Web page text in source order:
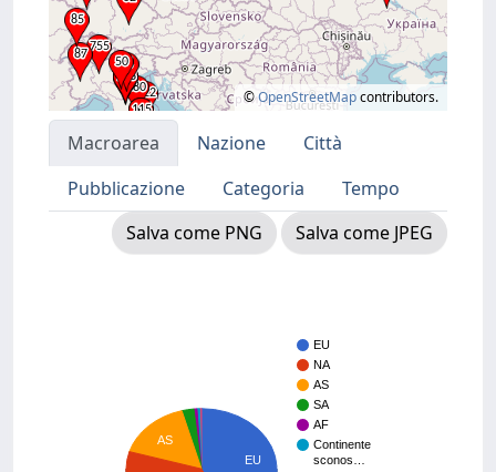
©OpenStreetMapcontributors.
Macroarea Nazione
Città
Pubblicazione
Categoria
Tempo
Salva come PNG
Salva come JPEG
EU
NA
AS
SA
AF
Continente
sconos…
EU
AS